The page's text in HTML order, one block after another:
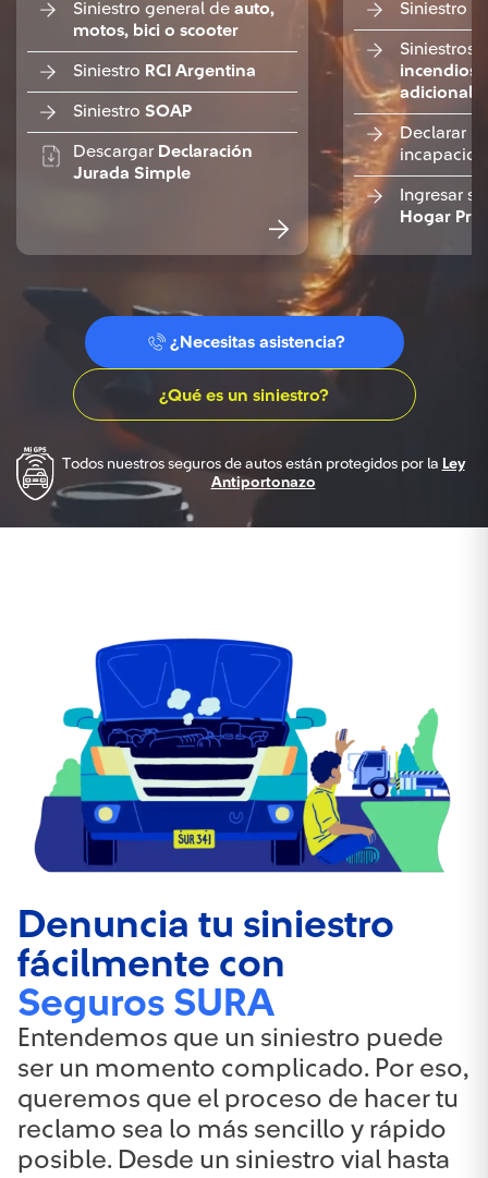
Siniestro general de auto,
motos, bici o scooter
Siniestro RCI Argentina
Siniestro SOAP
Descargar Declaración
Jurada Simple
Siniestro
Siniestros
incendios
Declarar
Ingresar
Hogar Pro
¿Necesitas asistencia?
¿Qué es un siniestro?
Todos nuestros seguros de autos están protegidos por la Ley
Antiportonazo
Denuncia tu siniestro
fácilmente con
Seguros SURA
Entendemos que un siniestro puede
ser un momento complicado. Por eso,
queremos que el proceso de hacer tu
reclamo sea lo más sencillo y rápido
posible. Desde un siniestro vial hasta